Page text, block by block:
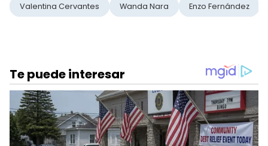
Valentina Cervantes Wanda Nara Enzo Fernández